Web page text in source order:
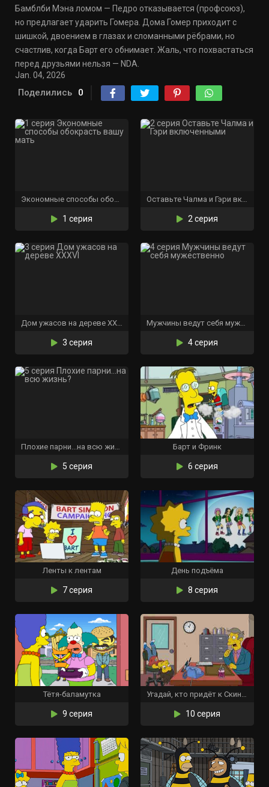
Бамблби Мэна ломом — Педро отказывается (профсоюз),
но предлагает ударить Гомера. Дома Гомер приходит с
шишкой, двоением в глазах и сломанными рёбрами, но
счастлив, когда Барт его обнимает. Жаль, что похвастаться
перед друзьями нельзя — NDA.
Jan. 04, 2026
Поделились 0
Экономные способы обокрасть вашу мать
1 серия
Оставьте Чалма и Гэри включенными
2 серия
Дом ужасов на дереве XXXVI
3 серия
Мужчины ведут себя мужественно
4 серия
Плохие парни...на всю жизнь?
5 серия
Барт и Фринк
6 серия
Ленты к лентам
7 серия
День подъёма
8 серия
Тётя-баламутка
9 серия
Угадай, кто придёт к Скиннеру?
10 серия